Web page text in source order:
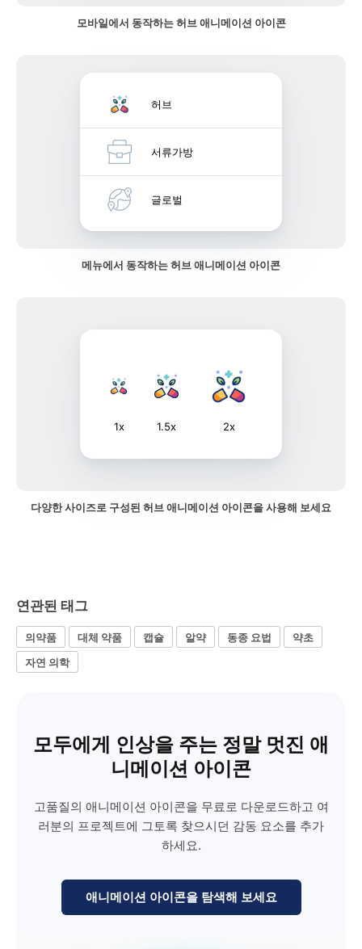
모바일에서 동작하는 허브 애니메이션 아이콘
허브
서류가방
글로벌
메뉴에서 동작하는 허브 애니메이션 아이콘
1x 1.5x 2x
다양한 사이즈로 구성된 허브 애니메이션 아이콘을 사용해 보세요
연관된 태그
의약품 대체 약품 캡슐 알약 동종 요법
약초
자연 의학
모두에게 인상을 주는 정말 멋진 애
니메이션 아이콘
고품질의 애니메이션 아이콘을 무료로 다운로드하고 여
러분의 프로젝트에 그토록 찾으시던 감동 요소를 추가
하세요.
애니메이션 아이콘을 탐색해 보세요